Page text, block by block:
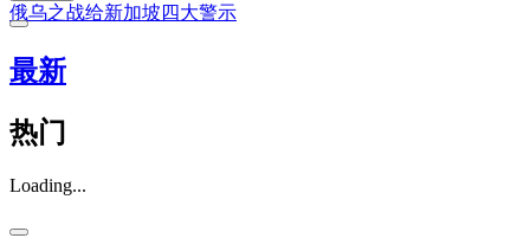
俄乌之战给新加坡四大警示
最新
热门
Loading...